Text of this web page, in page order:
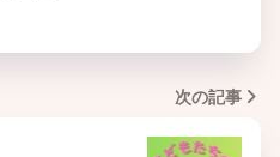
次の記事